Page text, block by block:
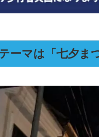
ーマは「七夕ま